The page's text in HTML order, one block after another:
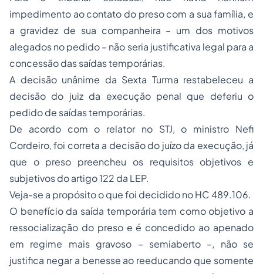
impedimento ao contato do preso com a sua família, e
a gravidez de sua companheira – um dos motivos
alegados no pedido – não seria justificativa legal para a
concessão das saídas temporárias.
A decisão unânime da Sexta Turma restabeleceu a
decisão do juiz da execução penal que deferiu o
pedido de saídas temporárias.
De acordo com o relator no STJ, o ministro Nefi
Cordeiro, foi correta a decisão do juízo da execução, já
que o preso preencheu os requisitos objetivos e
subjetivos do artigo 122 da LEP.
Veja-se a propósito o que foi decidido no HC 489.106.
O benefício da saída temporária tem como objetivo a
ressocialização do preso e é concedido ao apenado
em regime mais gravoso – semiaberto –, não se
justifica negar a benesse ao reeducando que somente